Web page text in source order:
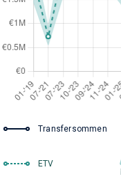
Transfersommen
ETV